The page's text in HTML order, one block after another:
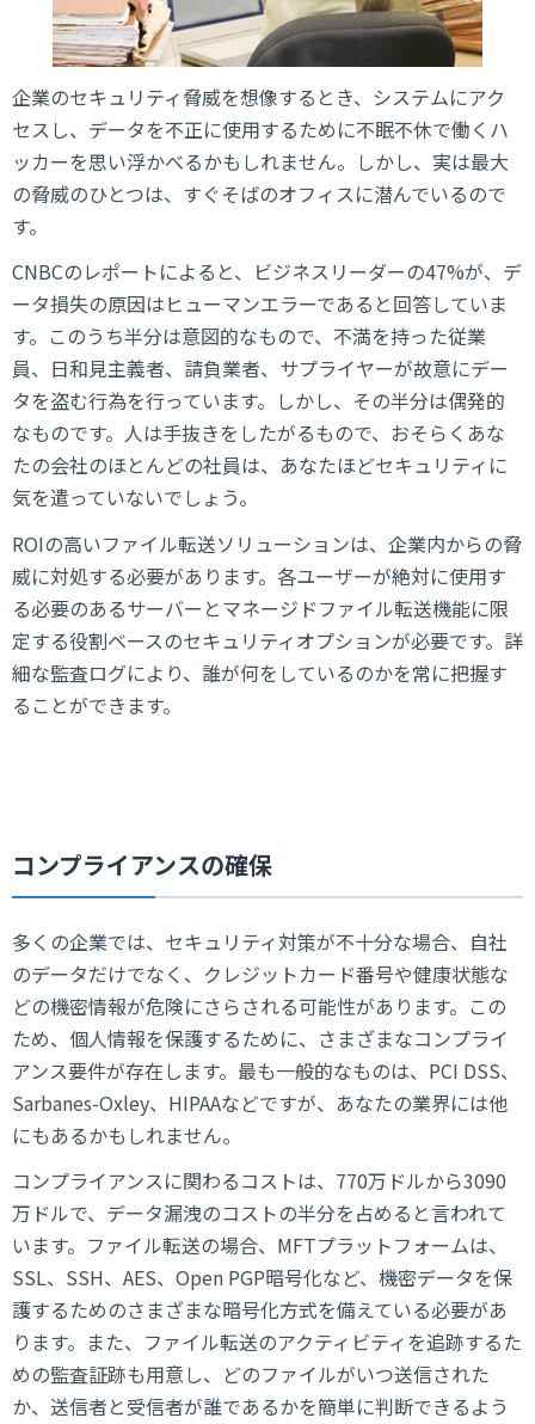
企業のセキュリティ脅威を想像するとき、システムにアク
セスし、データを不正に使用するために不眠不休で働くハ
ッカーを思い浮かべるかもしれません。しかし、実は最大
の脅威のひとつは、すぐそばのオフィスに潜んでいるので
す。
CNBCのレポートによると、ビジネスリーダーの47%が、デ
ータ損失の原因はヒューマンエラーであると回答していま
す。このうち半分は意図的なもので、不満を持った従業
員、日和見主義者、請負業者、サプライヤーが故意にデー
タを盗む行為を行っています。しかし、その半分は偶発的
なものです。人は手抜きをしたがるもので、おそらくあな
たの会社のほとんどの社員は、あなたほどセキュリティに
気を遣っていないでしょう。
ROIの高いファイル転送ソリューションは、企業内からの脅
威に対処する必要があります。各ユーザーが絶対に使用す
る必要のあるサーバーとマネージドファイル転送機能に限
定する役割ベースのセキュリティオプションが必要です。詳
細な監査ログにより、誰が何をしているのかを常に把握す
ることができます。
コンプライアンスの確保
多くの企業では、セキュリティ対策が不十分な場合、自社
のデータだけでなく、クレジットカード番号や健康状態な
どの機密情報が危険にさらされる可能性があります。この
ため、個人情報を保護するために、さまざまなコンプライ
アンス要件が存在します。最も一般的なものは、PCI DSS、
Sarbanes-Oxley、HIPAAなどですが、あなたの業界には他
にもあるかもしれません。
コンプライアンスに関わるコストは、770万ドルから3090
万ドルで、データ漏洩のコストの半分を占めると言われて
います。ファイル転送の場合、MFTプラットフォームは、
SSL、SSH、AES、Open PGP暗号化など、機密データを保
護するためのさまざまな暗号化方式を備えている必要があ
ります。また、ファイル転送のアクティビティを追跡するた
めの監査証跡も用意し、どのファイルがいつ送信された
か、送信者と受信者が誰であるかを簡単に判断できるよう